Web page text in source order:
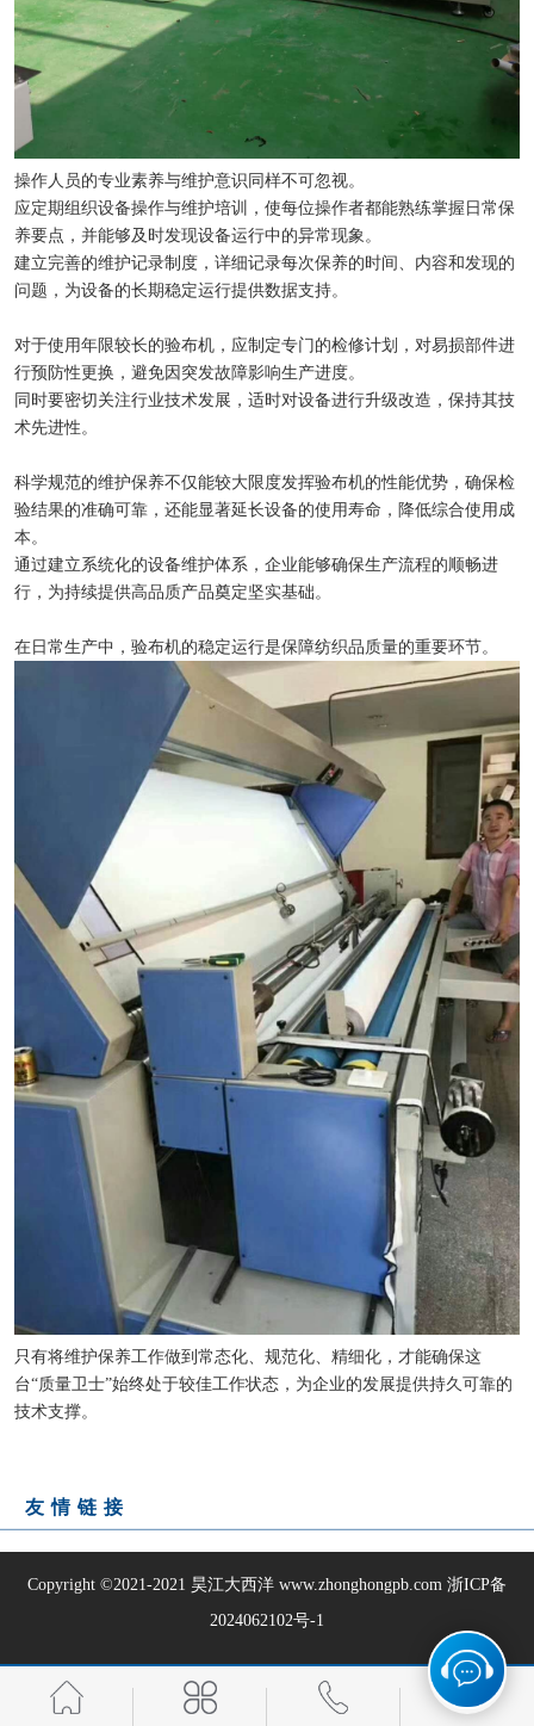
操作人员的专业素养与维护意识同样不可忽视。
应定期组织设备操作与维护培训，使每位操作者都能熟练掌握日常保
养要点，并能够及时发现设备运行中的异常现象。
建立完善的维护记录制度，详细记录每次保养的时间、内容和发现的
问题，为设备的长期稳定运行提供数据支持。
对于使用年限较长的验布机，应制定专门的检修计划，对易损部件进
行预防性更换，避免因突发故障影响生产进度。
同时要密切关注行业技术发展，适时对设备进行升级改造，保持其技
术先进性。
科学规范的维护保养不仅能较大限度发挥验布机的性能优势，确保检
验结果的准确可靠，还能显著延长设备的使用寿命，降低综合使用成
本。
通过建立系统化的设备维护体系，企业能够确保生产流程的顺畅进
行，为持续提供高品质产品奠定坚实基础。
在日常生产中，验布机的稳定运行是保障纺织品质量的重要环节。
只有将维护保养工作做到常态化、规范化、精细化，才能确保这
台“质量卫士”始终处于较佳工作状态，为企业的发展提供持久可靠的
技术支撑。
友情链接
Copyright ©2021-2021 昊江大西洋 www.zhonghongpb.com 浙ICP备
2024062102号-1